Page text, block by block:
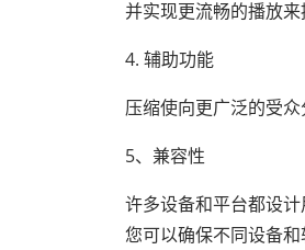
并实现更流畅的播放来
4. 辅助功能
压缩使向更广泛的受众
5、兼容性
许多设备和平台都设
您可以确保不同设备和